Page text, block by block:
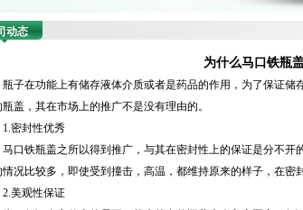
动态
为什么马口铁瓶
在功能上有储存液体介质或者是药品的作用，为了保证储存
盖，其在市场上的推广不是没有理由的。
封性优秀
铁瓶盖之所以得到推广，与其在密封性上的保证是分不开
况比较多，即使受到撞击，高温，都维持原来的样子，在密
观性保证